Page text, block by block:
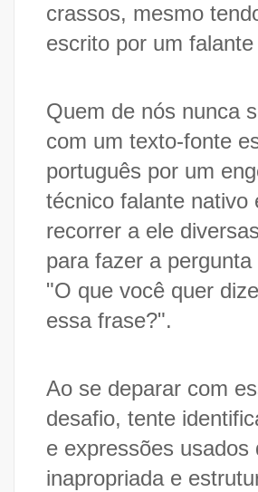
crassos, mesmo
escrito por um
Quem de nós nunca
com um texto-fonte
português por um
técnico falante nativo
recorrer a ele
para fazer a pergunta
"O que você quer
essa frase?".
Ao se deparar com
desafio, tente
e expressões usados
inapropriada e